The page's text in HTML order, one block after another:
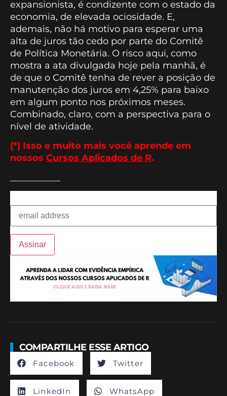
expansionista, é condizente com o estado da
economia, de elevada ociosidade. E,
ademais, não há motivo para esperar uma
alta de juros tão cedo por parte do Comitê
de Política Monetária. O risco aqui, como
mostra a ata divulgada hoje pela manhã, é
de que o Comitê tenha de rever a posição de
manutenção dos juros em 4,25% para baixo
em algum ponto nos próximos meses.
Combinado, claro, com a perspectiva para o
nível de atividade.
(*) Isso e muito mais você aprende em
nossos Cursos Aplicados de R.
COMPARTILHE ESSE ARTIGO
Facebook Twitter
LinkedIn WhatsApp